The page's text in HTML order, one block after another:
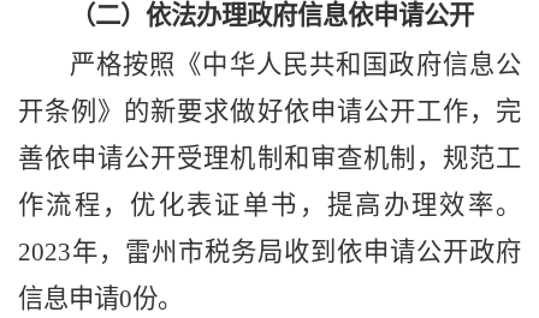
（二）依法办理政府信息依申请公开
严格按照《中华人民共和国政府信息公
开条例》的新要求做好依申请公开工作，完
善依申请公开受理机制和审查机制，规范工
作流程，优化表证单书，提高办理效率。
2023年，雷州市税务局收到依申请公开政府
信息申请0份。